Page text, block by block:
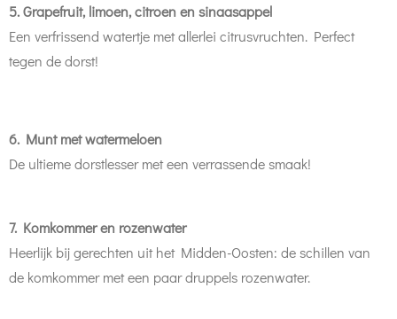
5. Grapefruit, limoen, citroen en sinaasappel
Een verfrissend watertje met allerlei citrusvruchten. Perfect
tegen de dorst!
6. Munt met watermeloen
De ultieme dorstlesser met een verrassende smaak!
7. Komkommer en rozenwater
Heerlijk bij gerechten uit het Midden-Oosten: de schillen van
de komkommer met een paar druppels rozenwater.